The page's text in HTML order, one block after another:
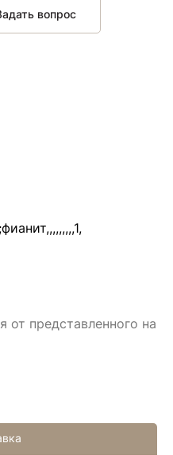
вопрос
от представленного на